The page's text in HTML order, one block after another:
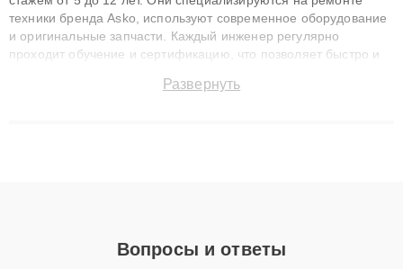
техники бренда Asko, используют современное оборудование
и оригинальные запчасти. Каждый инженер регулярно
проходит обучение и сертификацию, что позволяет быстро и
сохранением гарантии до 3 лет. Наши мастера решают
Развернуть
Вопросы и ответы